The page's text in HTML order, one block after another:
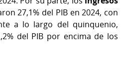
27,1% del PIB en 2024, con
a lo largo del quinquenio,
del PIB por encima de los